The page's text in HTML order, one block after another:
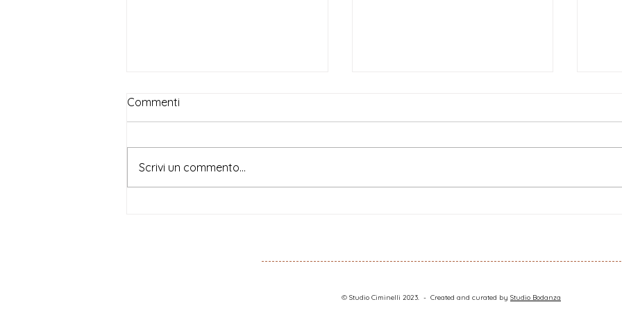
Commenti
Scrivi un commento...
© Studio Ciminelli 2023. - Created and curated by Studio Bodanza